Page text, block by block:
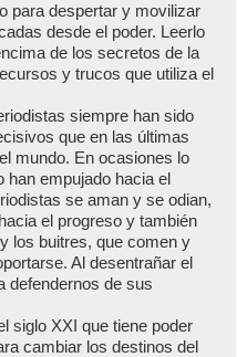
para despertar y movilizar
desde el poder. Leerlo
de los secretos de la
y trucos que utiliza el
siempre han sido
que en las últimas
mundo. En ocasiones lo
han empujado hacia el
se aman y se odian,
el progreso y también
los buitres, que comen y
Al desentrañar el
defendernos de sus
siglo XXI que tiene poder
cambiar los destinos del